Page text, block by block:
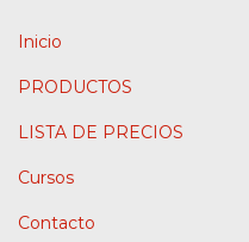
Inicio
PRODUCTOS
LISTA DE PRECIOS
Cursos
Contacto